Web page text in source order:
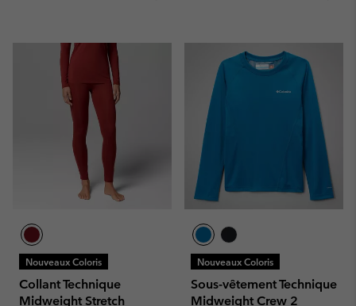
Nouveaux Coloris
Collant Technique
Midweight Stretch
Nouveaux Coloris
Sous-vêtement Technique
Midweight Crew 2